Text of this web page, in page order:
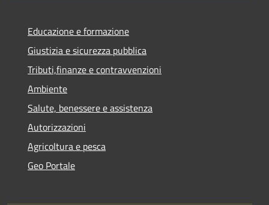
Educazione e formazione
Giustizia e sicurezza pubblica
Tributi,finanze e contravvenzioni
Ambiente
Salute, benessere e assistenza
Autorizzazioni
Agricoltura e pesca
Geo Portale